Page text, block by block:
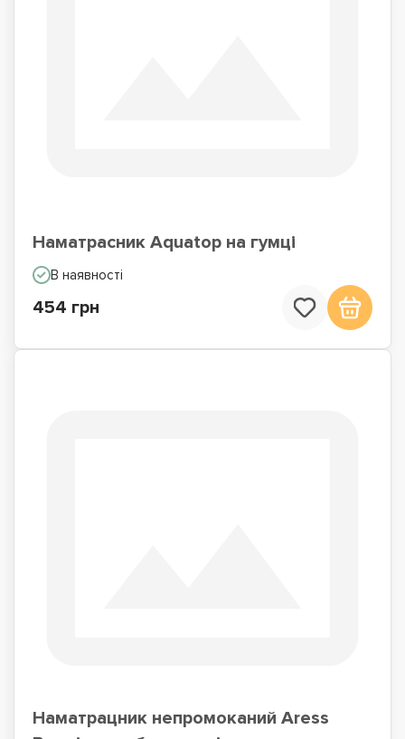
Наматрасник Aquatop на гумці
В наявності
454 грн
Наматрацник непромоканий Aress